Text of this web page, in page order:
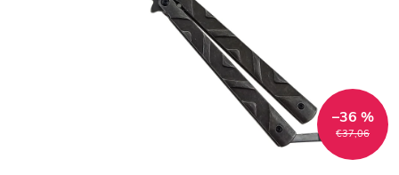
€37,06
–36 %